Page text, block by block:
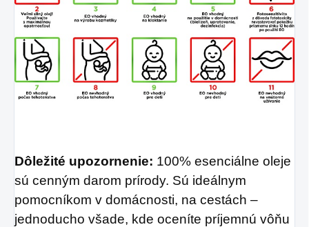
Dôležité upozornenie: 100% esenciálne oleje
sú cenným darom prírody. Sú ideálnym
pomocníkom v domácnosti, na cestách –
jednoducho všade, kde oceníte príjemnú vôňu